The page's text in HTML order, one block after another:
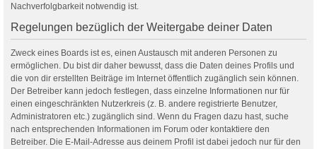
Nachverfolgbarkeit notwendig ist.
Regelungen bezüglich der Weitergabe deiner Daten
Zweck eines Boards ist es, einen Austausch mit anderen Personen zu
ermöglichen. Du bist dir daher bewusst, dass die Daten deines Profils und
die von dir erstellten Beiträge im Internet öffentlich zugänglich sein können.
Der Betreiber kann jedoch festlegen, dass einzelne Informationen nur für
einen eingeschränkten Nutzerkreis (z. B. andere registrierte Benutzer,
Administratoren etc.) zugänglich sind. Wenn du Fragen dazu hast, suche
nach entsprechenden Informationen im Forum oder kontaktiere den
Betreiber. Die E-Mail-Adresse aus deinem Profil ist dabei jedoch nur für den